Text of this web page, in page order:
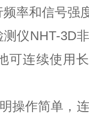
率和信号强
仪NHT-3D
可连续使用
操作简单，